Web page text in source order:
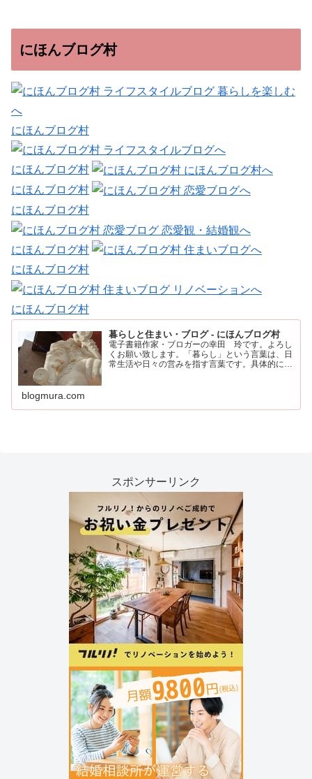
にほんブログ村
にほんブログ村
にほんブログ村
にほんブログ村
にほんブログ村
にほんブログ村
にほんブログ村
にほんブログ村
暮らしと住まい・ブログ - にほんブログ村
電子書籍作家・ブロガーの幸田 玲です。よろし
くお願い致します。「暮らし」という言葉は、日
常生活や日々の営みを指す言葉です。具体的に
blogmura.com
スポンサーリンク